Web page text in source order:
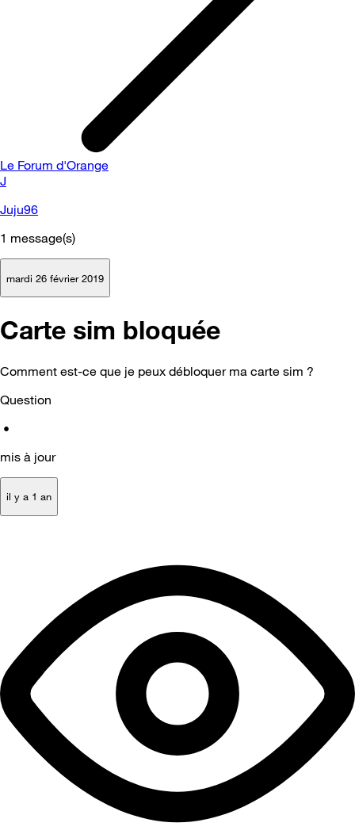
Le Forum d'Orange
J
Juju96
1 message(s)
mardi 26 février 2019
Carte sim bloquée
Comment est-ce que je peux débloquer ma carte sim ?
Question
•
mis à jour
il y a 1 an